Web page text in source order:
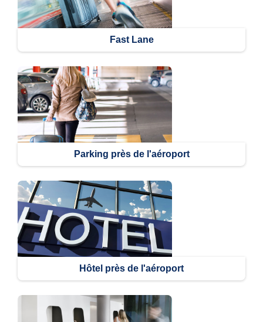
Fast Lane
Parking près de l'aéroport
Hôtel près de l'aéroport